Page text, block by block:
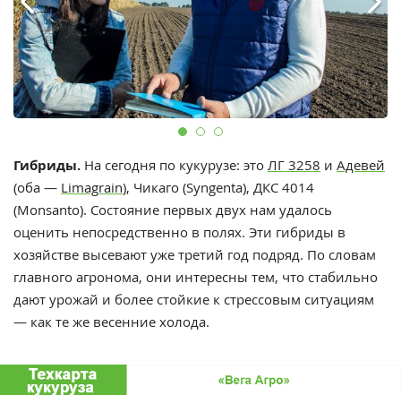
Гибриды. На сегодня по кукурузе: это ЛГ 3258 и Адевей
(оба — Limagrain), Чикаго (Syngenta), ДКС 4014
(Monsanto). Состояние первых двух нам удалось
оценить непосредственно в полях. Эти гибриды в
хозяйстве высевают уже третий год подряд. По словам
главного агронома, они интересны тем, что стабильно
дают урожай и более стойкие к стрессовым ситуациям
— как те же весенние холода.